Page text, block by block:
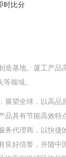
时比分
基地。厦工产品
领域。
望全球，以高品
具有节能高效特
代理商，以快
好信誉，并随